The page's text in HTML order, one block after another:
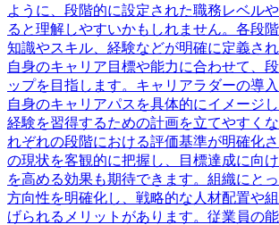
ように、段階的に設定された職務レベル
ると理解しやすいかもしれません。各段
知識やスキル、経験などが明確に定義さ
自身のキャリア目標や能力に合わせて、
ップを目指します。キャリアラダーの導
自身のキャリアパスを具体的にイメージ
経験を習得するための計画を立てやすく
れぞれの段階における評価基準が明確化
の現状を客観的に把握し、目標達成に向
を高める効果も期待できます。組織にと
方向性を明確化し、戦略的な人材配置や
げられるメリットがあります。従業員の